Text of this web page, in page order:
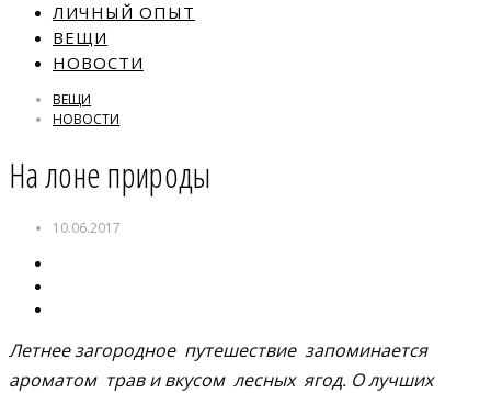
ЛИЧНЫЙ ОПЫТ
ВЕЩИ
НОВОСТИ
ВЕЩИ
НОВОСТИ
На лоне природы
10.06.2017
Летнее загородное путешествие запоминается
ароматом трав и вкусом лесных ягод. О лучших